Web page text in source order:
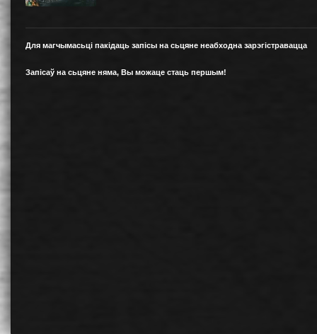
Для магчымасьці пакідаць запісы на сьцяне неабходна зарэгістравацца
Запісаў на сьцяне няма, Вы можаце стаць першым!